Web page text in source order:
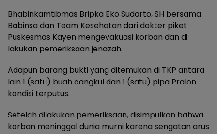
Bhabinkamtibmas Bripka Eko Sudarto, SH bersama
Babinsa dan Team Kesehatan dari dokter piket
Puskesmas Kayen mengevakuasi korban dan di
lakukan pemeriksaan jenazah.
Adapun barang bukti yang ditemukan di TKP antara
lain 1 (satu) buah cangkul dan 1 (satu) pipa Pralon
kondisi terputus.
Setelah dilakukan pemeriksaan, disimpulkan bahwa
korban meninggal dunia murni karena sengatan arus